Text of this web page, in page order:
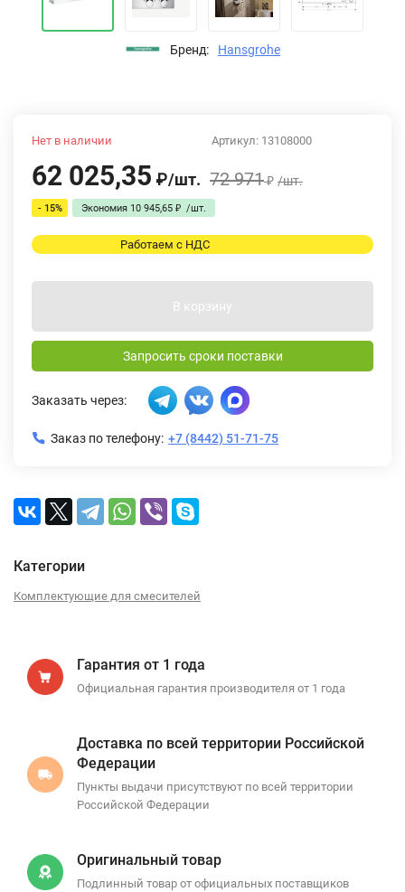
Бренд: Hansgrohe
Артикул: 13108000
Нет в наличии
62 025,35 ₽/шт. 72 971₽ /шт.
- 15% Экономия 10 945,65 ₽ /шт.
Работаем с НДС
В корзину
Запросить сроки поставки
Заказать через:
Заказ по телефону: +7 (8442) 51-71-75
Категории
Комплектующие для смесителей
Гарантия от 1 года
Официальная гарантия производителя от 1 года
Доставка по всей территории Российской
Федерации
Пункты выдачи присутствуют по всей территории
Российской Федерации
Оригинальный товар
Подлинный товар от официальных поставщиков